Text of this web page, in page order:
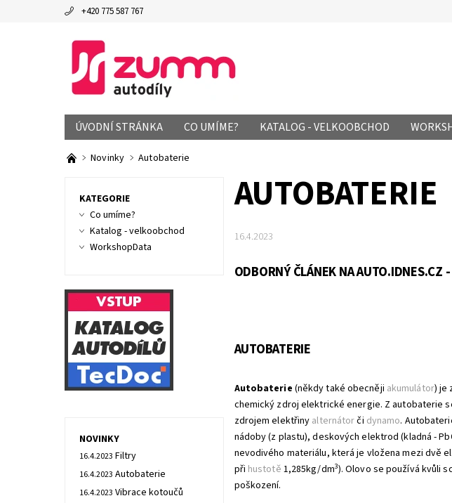
+420 775 587 767
ÚVODNÍ STRÁNKA CO UMÍME? KATALOG - VELKOOBCHOD
Novinky Autobaterie
AUTOBATERIE
16.4.2023
ODBORNÝ ČLÁNEK NA AUTO.IDNES.CZ -
AUTOBATERIE
Autobaterie (někdy také obecněji akumulátor) je
chemický zdroj elektrické energie. Z autobaterie
zdrojem elektřiny alternátorči dynamo.
nádoby (z plastu), deskových elektrod (kladná -
nevodivého materiálu, která je vložena mezi dvě
při hustotě 1,285kg/dm3). Olovo se používá kvůli
poškození.
KATEGORIE
Co umíme?
Katalog - velkoobchod
WorkshopData
NOVINKY
16.4.2023 Filtry
16.4.2023 Autobaterie
16.4.2023 Vibrace kotoučů